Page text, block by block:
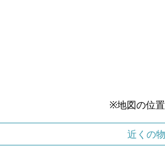
※地図の位
近くの